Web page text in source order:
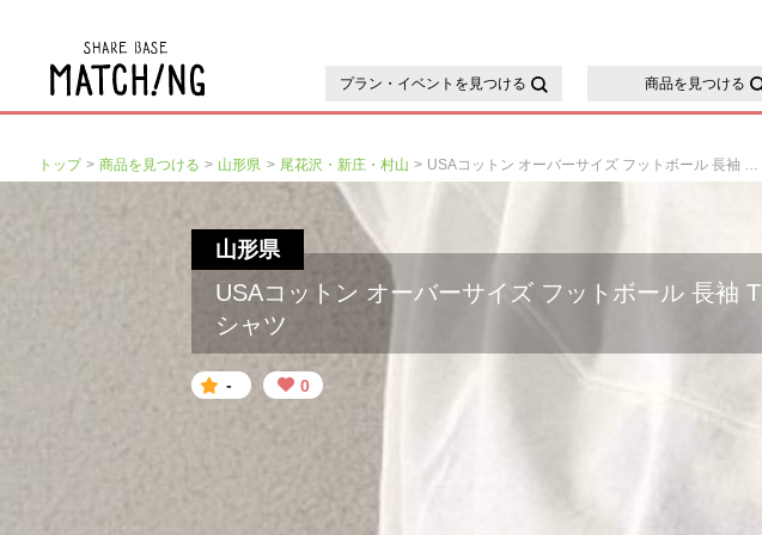
プラン・イベントを見つける 商品を見つける
トップ 商品を見つける 山形県 尾花沢・新庄・村山 USAコットン オーバーサイズ フットボール 長袖 Tシャツ
山形県
USAコットン オーバーサイズ フットボール 長袖 T
シャツ
- 0